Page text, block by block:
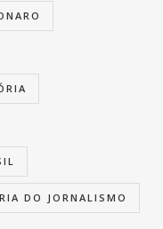
DO JORNALISMO